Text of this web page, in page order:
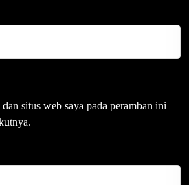
situs web saya pada peramban ini